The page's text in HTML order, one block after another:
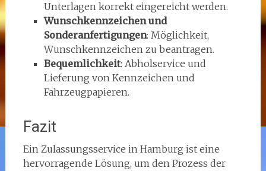
Unterlagen korrekt eingereicht werden.
Wunschkennzeichen und
Sonderanfertigungen: Möglichkeit,
Wunschkennzeichen zu beantragen.
Bequemlichkeit: Abholservice und
Lieferung von Kennzeichen und
Fahrzeugpapieren.
Fazit
Ein Zulassungsservice in Hamburg ist eine
hervorragende Lösung, um den Prozess der